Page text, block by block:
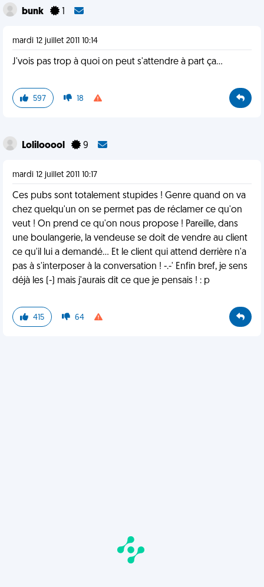
bunk
mardi 12 juillet 2011 10:14
J'vois pas trop à quoi on peut s'attendre à part ça...
597 18
Lolilooool 9
mardi 12 juillet 2011 10:17
Ces pubs sont totalement stupides ! Genre quand on va
chez quelqu'un on se permet pas de réclamer ce qu'on
veut ! On prend ce qu'on nous propose ! Pareille, dans
une boulangerie, la vendeuse se doit de vendre au client
ce qu'il lui a demandé... Et le client qui attend derrière n'a
pas à s'interposer à la conversation ! -.-' Enfin bref, je sens
déjà les (-) mais j'aurais dit ce que je pensais ! : p
415 64